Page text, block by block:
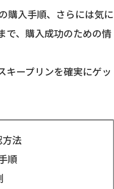
購入手順、さらには気に
で、購入成功のための情
キープリンを確実にゲッ
法
順